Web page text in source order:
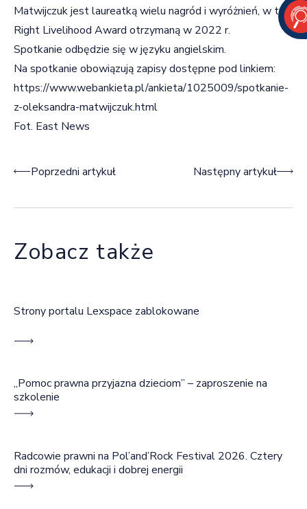
Matwijczuk jest laureatką wielu nagród i wyróżnień, w tym
Right Livelihood Award otrzymaną w 2022 r.
Spotkanie odbędzie się w języku angielskim.
Na spotkanie obowiązują zapisy dostępne pod linkiem:
https://www.webankieta.pl/ankieta/1025009/spotkanie-
z-oleksandra-matwijczuk.html
Fot. East News
Nawigacja wpisu
Poprzedni artykuł Następny artykuł
Zobacz także
Strony portalu Lexspace zablokowane
„Pomoc prawna przyjazna dzieciom” – zaproszenie na
szkolenie
Radcowie prawni na Pol’and’Rock Festival 2026. Cztery
dni rozmów, edukacji i dobrej energii